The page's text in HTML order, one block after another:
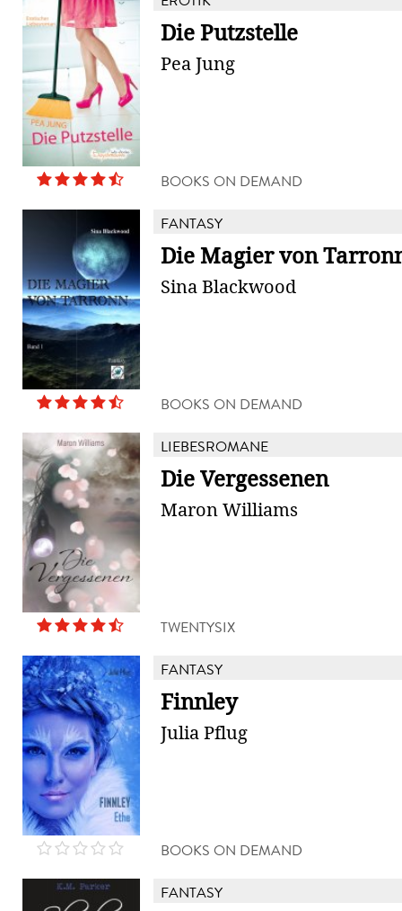
Die Putzstelle
Pea Jung
BOOKS ON DEMAND
FANTASY
Die Magier von
Sina Blackwood
BOOKS ON DEMAND
LIEBESROMANE
Die Vergessenen
Maron Williams
TWENTYSIX
FANTASY
Finnley
Julia Pflug
BOOKS ON DEMAND
FANTASY